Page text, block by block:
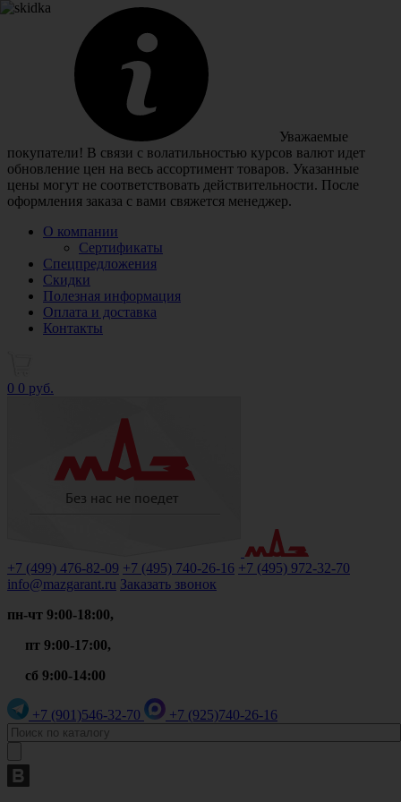
Уважаемые
покупатели! В связи с волатильностью курсов валют идет
обновление цен на весь ассортимент товаров. Указанные
цены могут не соответствовать действительности. После
оформления заказа с вами свяжется менеджер.
О компании
Сертификаты
Спецпредложения
Скидки
Полезная информация
Оплата и доставка
Контакты
0 0 руб.
+7 (499) 476-82-09 +7 (495) 740-26-16 +7 (495) 972-32-70
info@mazgarant.ru Заказать звонок
пн-чт 9:00-18:00,
пт 9:00-17:00,
сб 9:00-14:00
+7 (901)546-32-70 +7 (925)740-26-16